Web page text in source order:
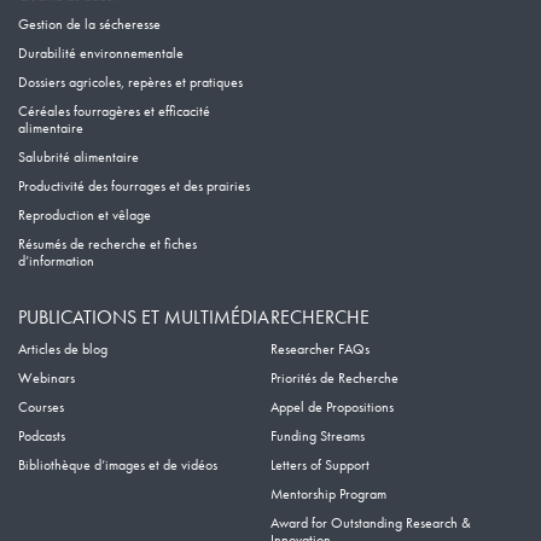
Gestion de la sécheresse
Durabilité environnementale
Dossiers agricoles, repères et pratiques
Céréales fourragères et efficacité
alimentaire
Salubrité alimentaire
Productivité des fourrages et des prairies
Reproduction et vêlage
Résumés de recherche et fiches
d’information
PUBLICATIONS ET MULTIMÉDIA
Articles de blog
Webinars
Courses
Podcasts
Bibliothèque d’images et de vidéos
RECHERCHE
Researcher FAQs
Priorités de Recherche
Appel de Propositions
Funding Streams
Letters of Support
Mentorship Program
Award for Outstanding Research &